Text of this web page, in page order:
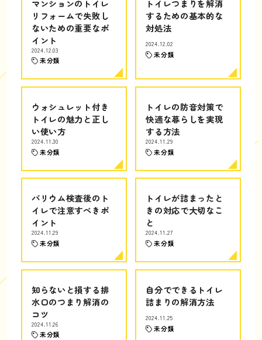
マンションのトイレ
リフォームで失敗し
ないための重要なポ
イント
2024.12.03
未分類
トイレつまりを解消
するための基本的な
対処法
2024.12.02
未分類
ウォシュレット付き
トイレの魅力と正し
い使い方
2024.11.30
未分類
トイレの防音対策で
快適な暮らしを実現
する方法
2024.11.29
未分類
バリウム検査後のト
イレで注意すべきポ
イント
2024.11.29
未分類
トイレが詰まったと
きの対応で大切なこ
と
2024.11.27
未分類
知らないと損する排
水口のつまり解消の
コツ
2024.11.26
未分類
自分でできるトイレ
詰まりの解消方法
2024.11.25
未分類